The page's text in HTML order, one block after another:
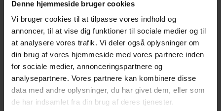
Denne hjemmeside bruger cookies
Vi bruger cookies til at tilpasse vores indhold og
annoncer, til at vise dig funktioner til sociale medier og til
at analysere vores trafik. Vi deler også oplysninger om
din brug af vores hjemmeside med vores partnere inden
for sociale medier, annonceringspartnere og
analysepartnere. Vores partnere kan kombinere disse
data med andre oplysninger, du har givet dem, eller som
de har indsamlet fra din brug af deres tjenester.
Gør det nemt
Anbefalet tilbehør
iGrill Mini
649,00 DKK
486,75 DKK
inkl. moms
Premium
salt- og
pebersæt
Se